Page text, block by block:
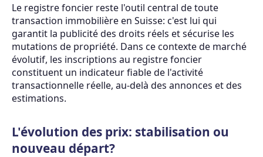
Le registre foncier reste l'outil central de toute
transaction immobilière en Suisse: c'est lui qui
garantit la publicité des droits réels et sécurise les
mutations de propriété. Dans ce contexte de marché
évolutif, les inscriptions au registre foncier
constituent un indicateur fiable de l'activité
transactionnelle réelle, au-delà des annonces et des
estimations.
L'évolution des prix: stabilisation ou
nouveau départ?